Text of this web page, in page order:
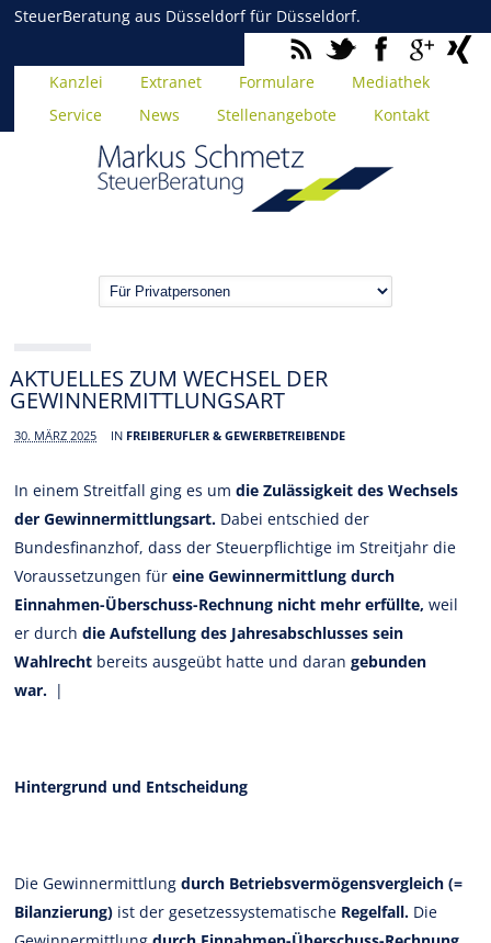
SteuerBeratung aus Düsseldorf für Düsseldorf.
Kanzlei Extranet Formulare
Mediathek
Service
News Stellenangebote Kontakt
AKTUELLES ZUM WECHSEL DER
GEWINNERMITTLUNGSART
30. MÄRZ 2025 IN FREIBERUFLER & GEWERBETREIBENDE
In einem Streitfall ging es umdie Zulässigkeit des Wechsels
der Gewinnermittlungsart. Dabei entschied der
Bundesfinanzhof, dass der Steuerpflichtige im Streitjahr die
Voraussetzungen für eine Gewinnermittlung durch
Einnahmen-Überschuss-Rechnung nicht mehr erfüllte, weil
er durch die Aufstellung des Jahresabschlusses sein
Wahlrecht bereits ausgeübt hatte und darangebunden
war. |
Hintergrund und Entscheidung
Die Gewinnermittlungdurch Betriebsvermögensvergleich (=
Bilanzierung) ist der gesetzessystematische Regelfall. Die